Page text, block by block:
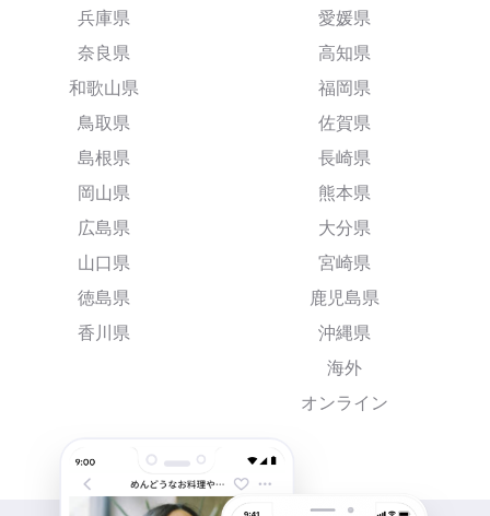
兵庫県
奈良県
和歌山県
鳥取県
島根県
岡山県
広島県
山口県
徳島県
香川県
愛媛県
高知県
福岡県
佐賀県
長崎県
熊本県
大分県
宮崎県
鹿児島県
沖縄県
海外
オンライン